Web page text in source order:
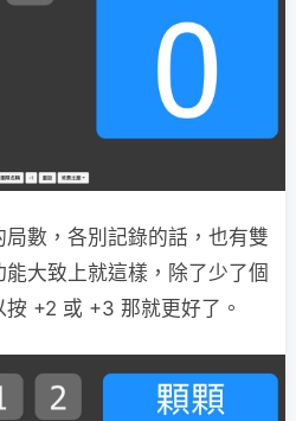
數，各別記錄的話，也有雙
大致上就這樣，除了少了個
+2 或 +3 那就更好了。